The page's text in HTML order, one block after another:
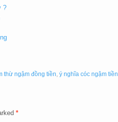
?
thừ ngậm đồng tiền, ý nghĩa cóc ngậm tiền
*